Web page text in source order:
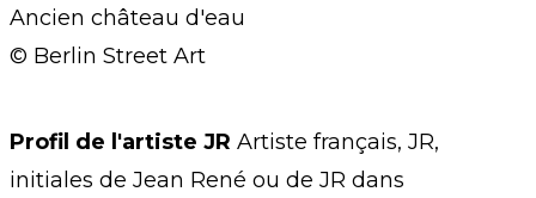
Ancien château d'eau
© Berlin Street Art
Profil de l'artiste JR Artiste français, JR,
initiales de Jean René ou de JR dans